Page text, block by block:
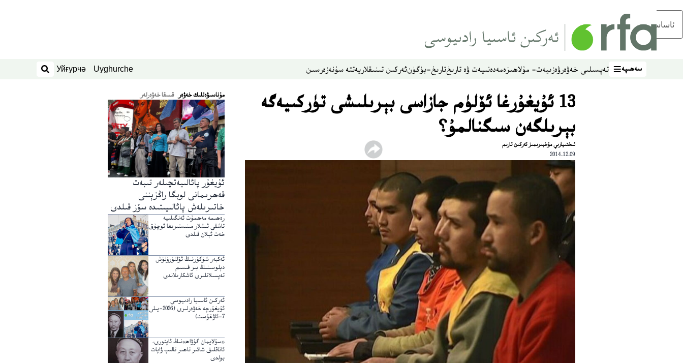
ئاساسلىق مەزمۇنغا ئاتلاڭ
سەھىپە
سەھىپە تەپسىلىي خەۋەرۋەزىيەت- مۇلاھىزەمەدەنىيەت ۋە تارىختارىخ-بۈگۈنئەركىن تىنىقلاريەتتە سۇنەزەرسىن Uyghurche
Уйғурчә
ئىزدەش
13 ئۇيغۇرغا ئۆلۈم جازاسى بېرىلىشى تۈركىيەگە
بېرىلگەن سىگنالمۇ؟
ئىختىيارىي مۇخبىرىمىز ئەركىن تارىم
2014.12.09
ﻣﯘﻧﺎﺳﯩﯟﻩﺗﻠﯩﻚ ﺧﻪﯞﻩﺭ قىسقا خەۋەرلەر
ئۇيغۇر پائالىيەتچىلەر تىبەت
قەھرىمانى لوبگا راڭزېننى
خاتىرىلەش پائالىيىتىدە سۆز قىلدى
رەھىمە مەھمۇت ئەنگىلىيە
تاشقى ئىشلار مىنىستىرىغا ئوچۇق
خەت ئېلان قىلدى
ئەكبەر شۈكۈرنىڭ ئۆلتۈرۈلۈش
دېلوسىنىڭ بىر قىسىم
تەپسىلاتلىرى ئاشكارىلاندى
ئەركىن ئاسىيا رادىيوسى
ئۇيغۇرچە خەۋەرلىرى (2026-يىلى
7-ئاۋغۇست)
«سۇلايمان گۇۋاھ»نىڭ ئاپتورى،
ئاتاقلىق شائىر تاھىر تالىپ ۋاپات
بولدى